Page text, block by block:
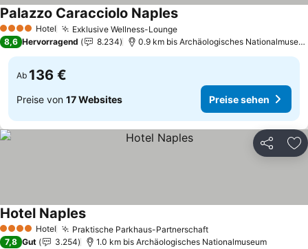
4 Sterne Hotel Exklusive Wellness-Lounge
Palazzo Caracciolo Naples
8,6 Hervorragend 8.234 0.9 km bis Archäologisches Nationalmuseum
Ab 136 €
Preise von 17 Websites Preise sehen
Teilen
4 Sterne Hotel Praktische Parkhaus-Partnerschaft
Hotel Naples
7,8 Gut 3.254 1.0 km bis Archäologisches Nationalmuseum